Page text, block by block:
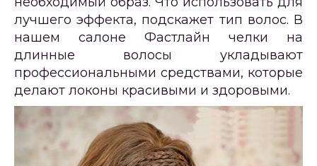
лучшего эффекта, подскажет тип волос. В
нашем салоне Фастлайн челки на
длинные волосы укладывают
профессиональными средствами, которые
делают локоны красивыми и здоровыми.